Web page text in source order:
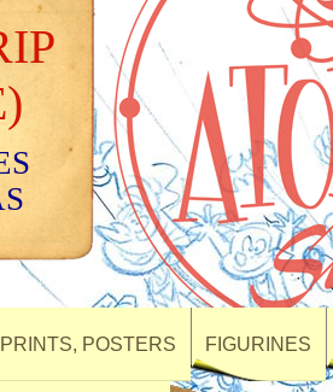
PRINTS, POSTERS FIGURINES